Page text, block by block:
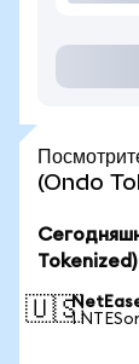
(Ondo
Tokenized)
🇺🇸
1